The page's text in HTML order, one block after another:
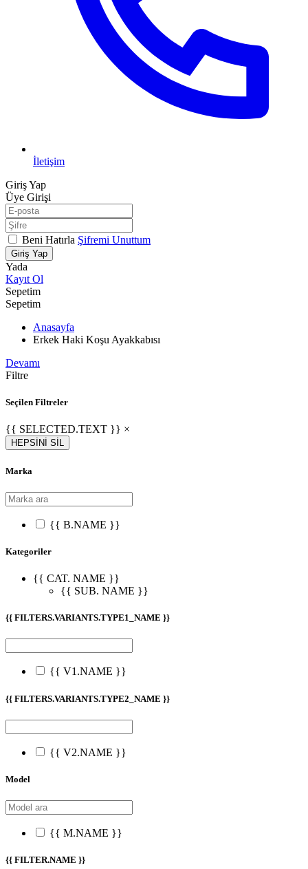
İletişim
Giriş Yap
Üye Girişi
Beni Hatırla Şifremi Unuttum
Giriş Yap
Yada
Kayıt Ol
Sepetim
Sepetim
Anasayfa
Erkek Haki Koşu Ayakkabısı
Devamı
Filtre
Seçilen Filtreler
{{ SELECTED.TEXT }} ×
HEPSİNİ SİL
Marka
{{ B.NAME }}
Kategoriler
{{ CAT. NAME }}
{{ SUB. NAME }}
{{ FILTERS.VARIANTS.TYPE1_NAME }}
{{ V1.NAME }}
{{ FILTERS.VARIANTS.TYPE2_NAME }}
{{ V2.NAME }}
Model
{{ M.NAME }}
{{ FILTER.NAME }}